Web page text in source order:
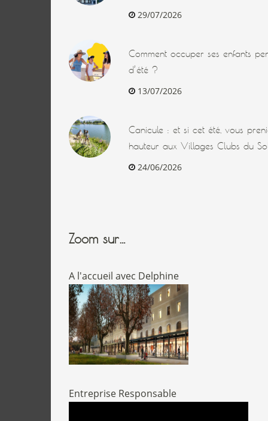
29/07/2026
Comment occuper ses enfants
d’été ?
13/07/2026
Canicule : et si cet été, vous
hauteur aux Villages Clubs du
24/06/2026
Zoom sur…
A l'accueil avec Delphine
Entreprise Responsable